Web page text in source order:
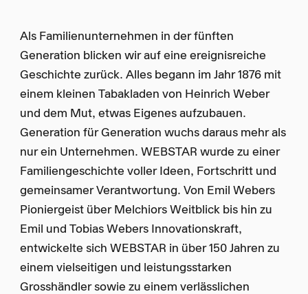
Als Familienunternehmen in der fünften
Generation blicken wir auf eine ereignisreiche
Geschichte zurück. Alles begann im Jahr 1876 mit
einem kleinen Tabakladen von Heinrich Weber
und dem Mut, etwas Eigenes aufzubauen.
Generation für Generation wuchs daraus mehr als
nur ein Unternehmen. WEBSTAR wurde zu einer
Familiengeschichte voller Ideen, Fortschritt und
gemeinsamer Verantwortung. Von Emil Webers
Pioniergeist über Melchiors Weitblick bis hin zu
Emil und Tobias Webers Innovationskraft,
entwickelte sich WEBSTAR in über 150 Jahren zu
einem vielseitigen und leistungsstarken
Grosshändler sowie zu einem verlässlichen